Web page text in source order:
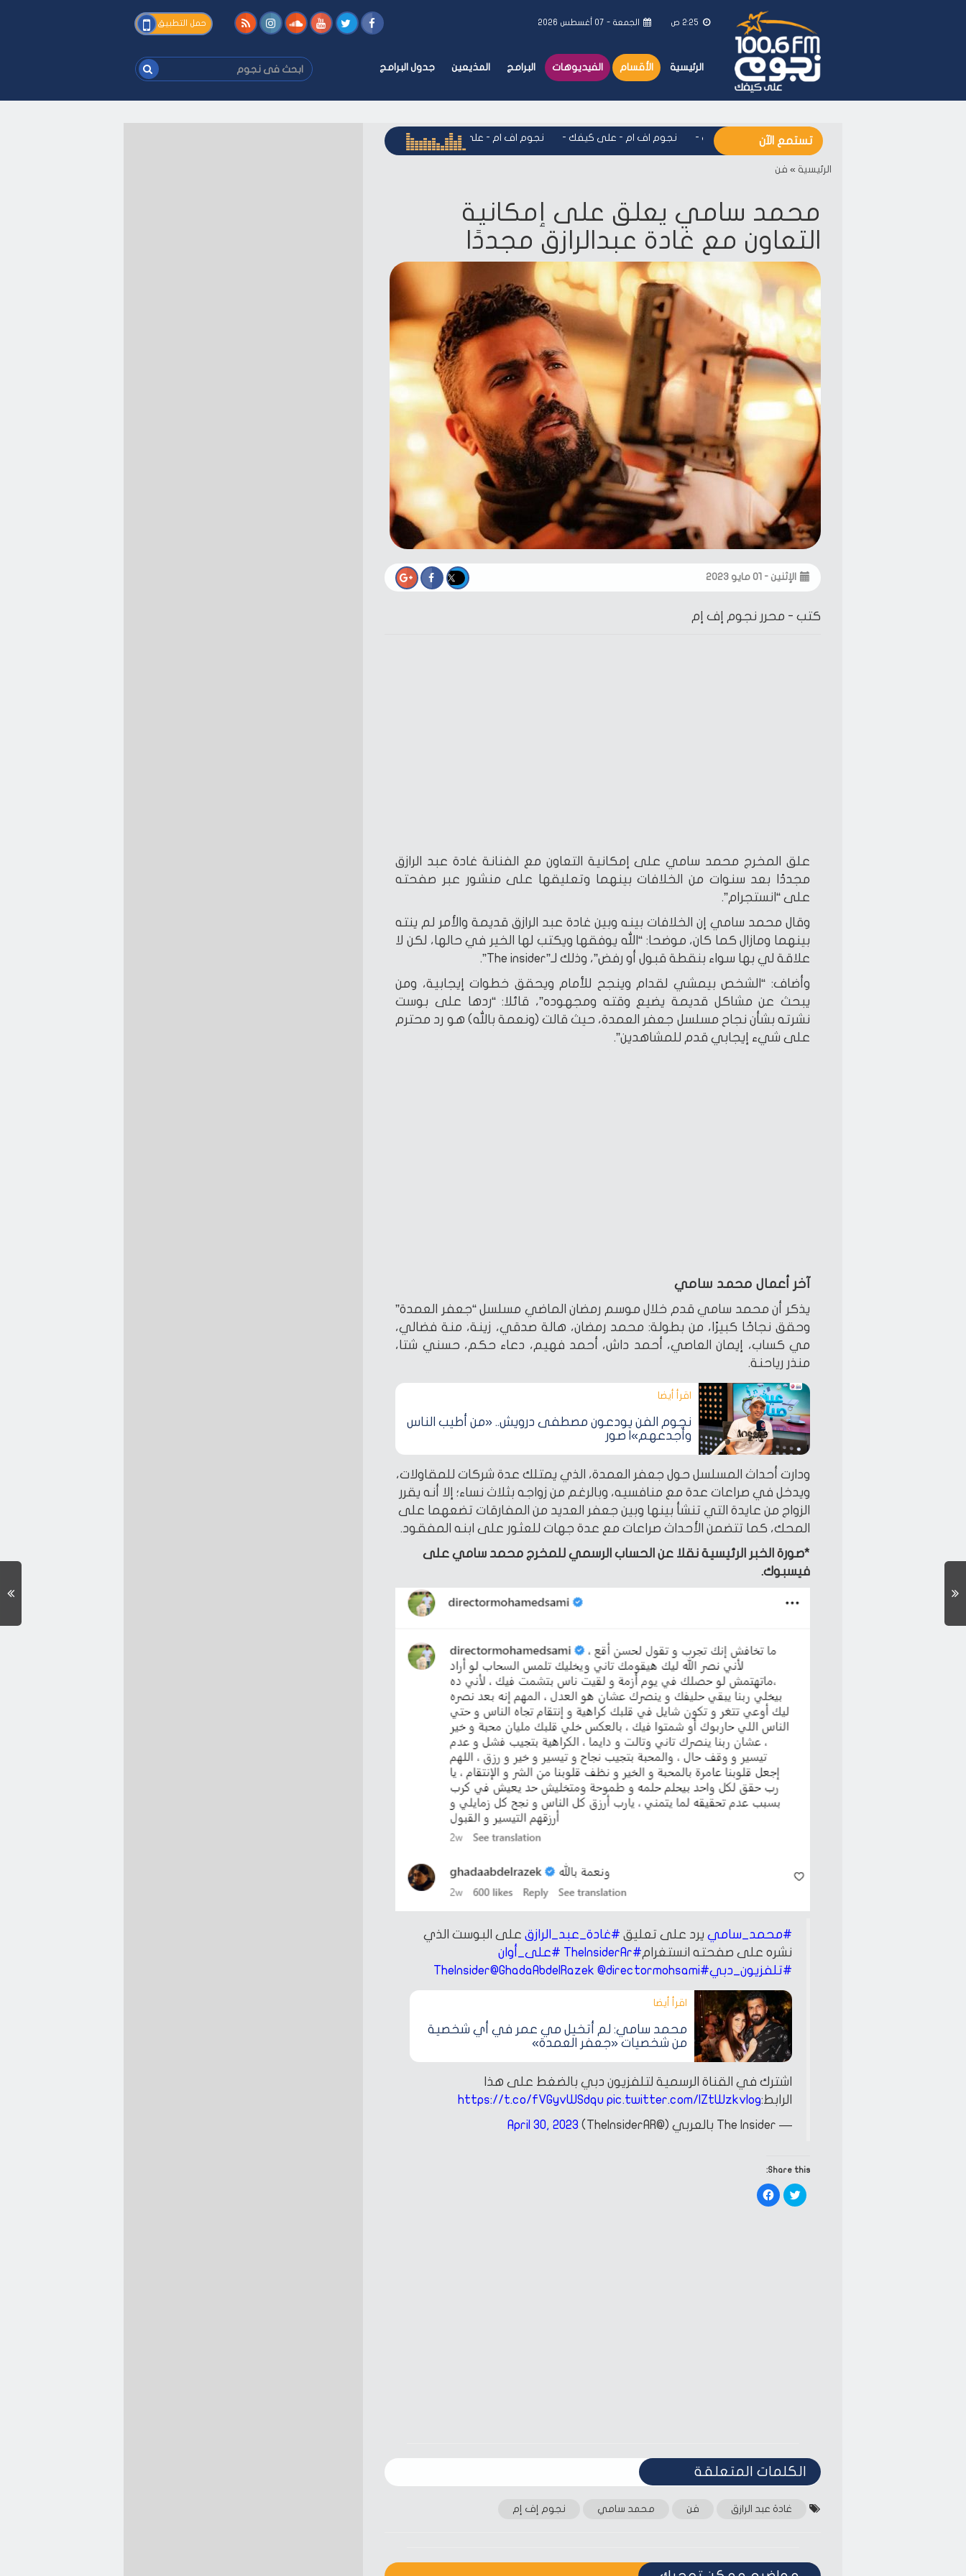
2:25 ص الجمعة - ٠٧ أغسطس ٢٠٢٦ حمل التطبيق
الرئيسية الأقسام الفيديوهات البرامج المذيعين جدول البرامج
ابحث
فى
فى
تستمع الآن - نجوم اف ام - على كيفك -نجوم اف ام - على كيفك - نجوم اف ام - على كيفك نجوم اف ام - على كيفك
الرئيسية » فن
محمد سامي يعلق على إمكانية
التعاون مع غادة عبدالرازق مجددًا
الإثنين - ٠١ مايو ٢٠٢٣
كتب - محرر نجوم إف إم
علق المخرج محمد سامي على إمكانية التعاون مع الفنانة غادة عبد الرازق
مجددًا بعد سنوات من الخلافات بينهما وتعليقها على منشور عبر صفحته
على “انستجرام”.
وقال محمد سامي إن الخلافات بينه وبين غادة عبد الرازق قديمة والأمر لم ينته
بينهما ومازال كما كان، موضحا: “الله يوفقها ويكتب لها الخير في حالها، لكن لا
علاقة لي بها سواء بنقطة قبول أو رفض”، وذلك لـ”The insider”.
وأضاف: “الشخص بيمشي لقدام وينجح للأمام ويحقق خطوات إيجابية، ومن
يبحث عن مشاكل قديمة يضيع وقته ومجهوده”، قائلا: “ردها على بوست
نشرته بشأن نجاح مسلسل جعفر العمدة، حيث قالت (ونعمة بالله) هو رد محترم
على شيء إيجابي قدم للمشاهدين”.
آخر أعمال محمد سامي
يذكر أن محمد سامي قدم خلال موسم رمضان الماضي مسلسل “جعفر العمدة”
وحقق نجاحًا كبيرًا، من بطولة: محمد رمضان، هالة صدقي، زينة، منة فضالي،
مي كساب، إيمان العاصي، أحمد داش، أحمد فهيم، دعاء حكم، حسني شتا،
منذر رياحنة.
اقرأ أيضا‎
نجوم الفن يودعون مصطفى درويش.. «من أطيب الناس
وأجدعهم»| صور
ودارت أحداث المسلسل حول جعفر العمدة، الذي يمتلك عدة شركات للمقاولات،
ويدخل في صراعات عدة مع منافسيه، وبالرغم من زواجه بثلاث نساء؛ إلا أنه يقرر
الزواج من عايدة التي تنشأ بينها وبين جعفر العديد من المفارقات تضعهما على
المحك، كما تتضمن الأحداث صراعات مع عدة جهات للعثور على ابنه المفقود.
*صورة الخبر الرئيسية نقلا عن الحساب الرسمي للمخرج محمد سامي على
فيسبوك.
#محمد_سامي يرد على تعليق #غادة_عبد_الرازق على البوست الذي
نشره على صفحته انستغرام#TheInsiderAr
#على_أوان
#تلفزيون_دبي#TheInsider
@GhadaAbdelRazek @directormohsami
اقرأ أيضا‎
محمد سامي: لم أتخيل مي عمر في أي شخصية
من شخصيات «جعفر العمدة»
اشترك في القناة الرسمية لتلفزيون دبي بالضغط على هذا
الرابط:
https://t.co/fVGyvWSdqu pic.twitter.com/IZtWzkvIog
— The Insider بالعربي (@TheInsiderAR)
April 30, 2023
Share this:
Click
to
share
Click
to
الكلمات المتعلقة‎
غادة عبد الرازق فن محمد سامي نجوم إف إم